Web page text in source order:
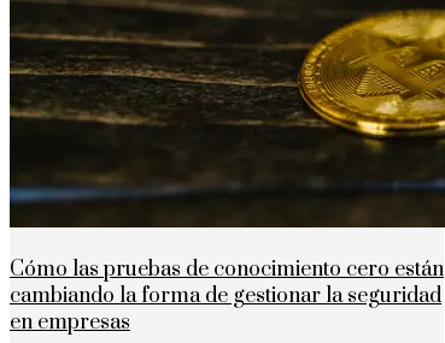
Cómo las pruebas de conocimiento cero están
cambiando la forma de gestionar la seguridad
en empresas